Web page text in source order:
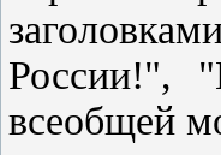
России!",
всеобщей